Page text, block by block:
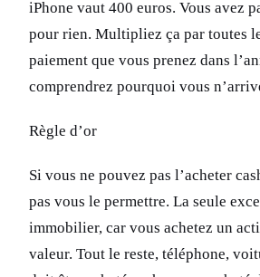
iPhone vaut 400 euros. Vous avez
pour rien. Multipliez ça par toutes
paiement que vous prenez dans
comprendrez pourquoi vous
Règle d’or
Si vous ne pouvez pas l’acheter
pas vous le permettre. La seule
immobilier, car vous achetez un
valeur. Tout le reste, téléphone,